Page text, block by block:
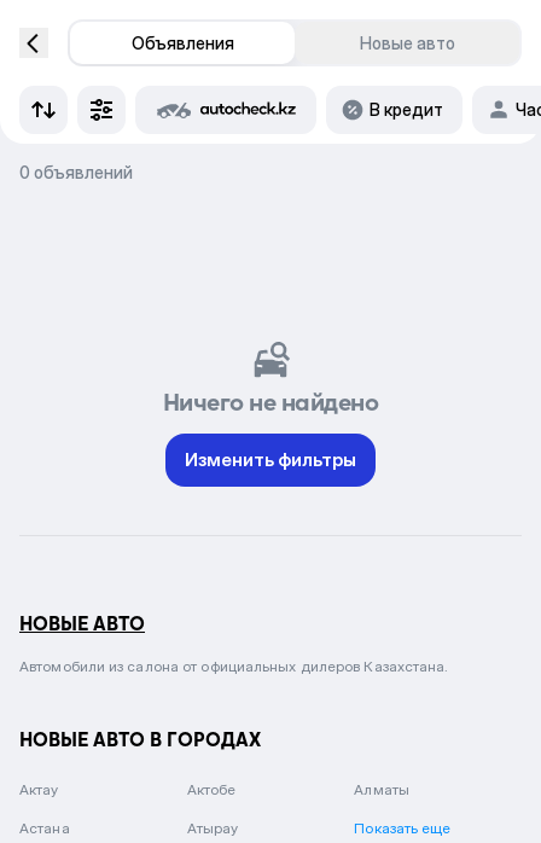
Объявления Новые авто
В кредит
0 объявлений
Ничего не найдено
Изменить фильтры
НОВЫЕ АВТО
Автомобили из салона от официальных дилеров Казахстана.
НОВЫЕ АВТО В ГОРОДАХ
Актау Актобе Алматы
Астана Атырау Показать еще